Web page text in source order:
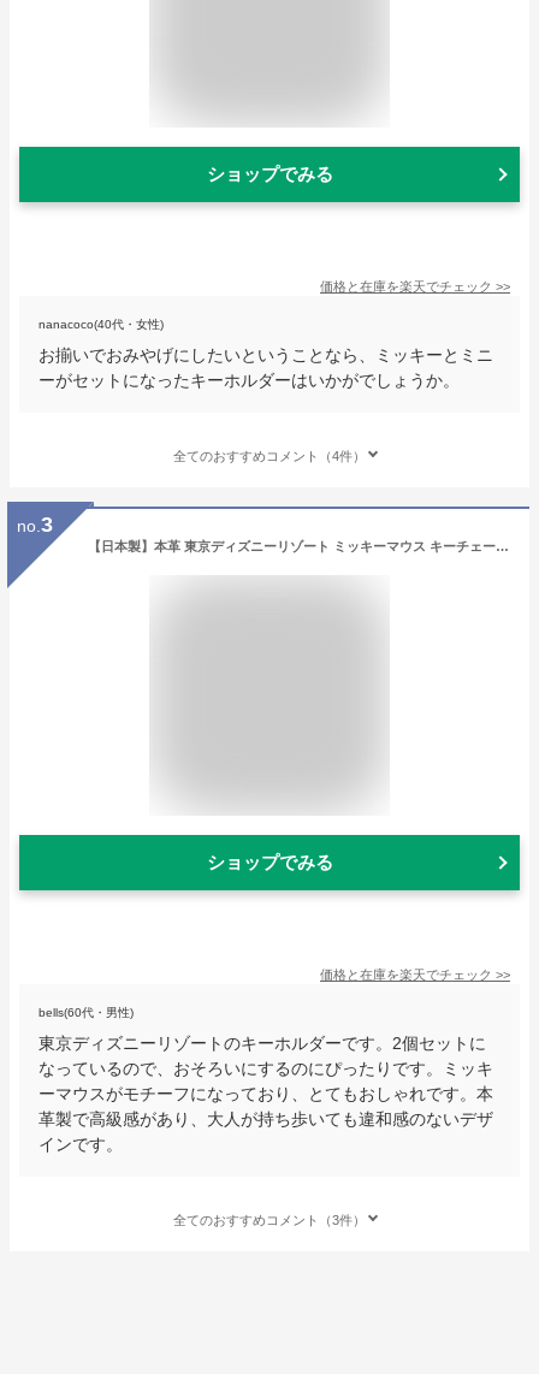
ショップでみる
価格と在庫を楽天でチェック >>
nanacoco(40代・女性)
お揃いでおみやげにしたいということなら、ミッキーとミニ
ーがセットになったキーホルダーはいかがでしょうか。
全てのおすすめコメント（4件）
no. 3
【日本製】本革 東京ディズニーリゾート ミッキーマウス キーチェーン 2個セット ディズニー 通販 おみやげ お土産 無料ギフトラッピング TDR ディズニーランド ディズニーシー キーホルダー ミッキー
ショップでみる
価格と在庫を楽天でチェック >>
bells(60代・男性)
東京ディズニーリゾートのキーホルダーです。2個セットに
なっているので、おそろいにするのにぴったりです。ミッキ
ーマウスがモチーフになっており、とてもおしゃれです。本
革製で高級感があり、大人が持ち歩いても違和感のないデザ
インです。
全てのおすすめコメント（3件）